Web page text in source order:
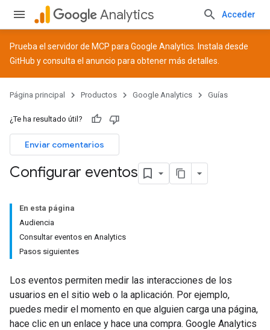
Analytics Acceder
Prueba el servidor de MCP para Google Analytics. Instala desde
GitHub y consulta el anuncio para obtener más detalles.
Página principal Productos Google Analytics Guías
¿Te ha resultado útil?
Enviar comentarios
Configurar eventos
En esta página
Audiencia
Consultar eventos en Analytics
Pasos siguientes
Los eventos permiten medir las interacciones de los
usuarios en el sitio web o la aplicación. Por ejemplo,
puedes medir el momento en que alguien carga una página,
hace clic en un enlace y hace una compra. Google Analytics